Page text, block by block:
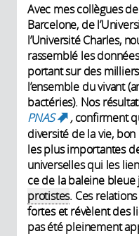
Avec mes collègues
Barcelone, de
l’Université Charles,
rassemblé les
portant sur des
l’ensemble du vivant
bactéries). Nos
PNAS
(link is
,confirment
diversité de la vie,
les plus importantes
universelles qui les
ce de la baleine bleue
protistes. Ces
fortes et révèlent des
pas été pleinement